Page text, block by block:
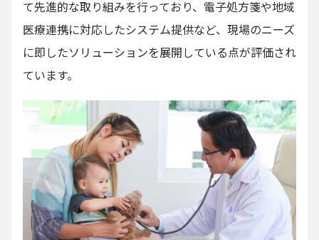
て先進的な取り組みを行っており、電子処方箋や地域
医療連携に対応したシステム提供など、現場のニーズ
に即したソリューションを展開している点が評価され
ています。